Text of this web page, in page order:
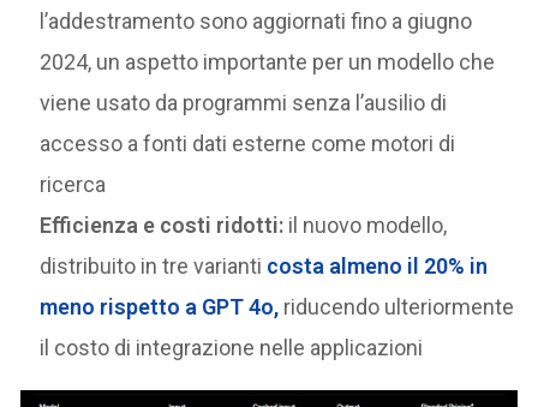
l’addestramento sono aggiornati fino a giugno
2024, un aspetto importante per un modello che
viene usato da programmi senza l’ausilio di
accesso a fonti dati esterne come motori di
ricerca
Efficienza e costi ridotti: il nuovo modello,
distribuito in tre varianti costa almeno il 20% in
meno rispetto a GPT 4o, riducendo ulteriormente
il costo di integrazione nelle applicazioni